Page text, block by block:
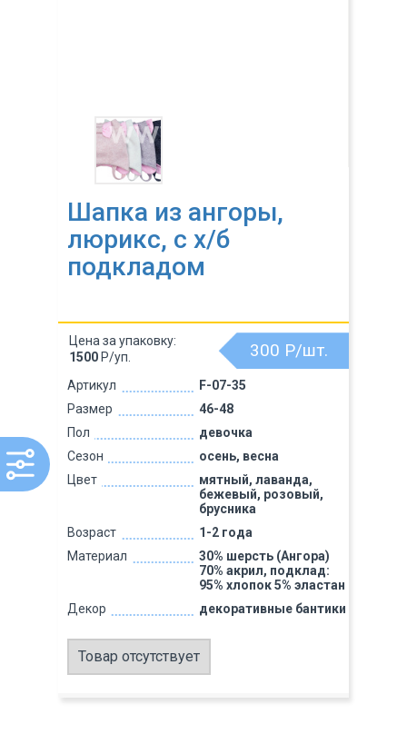
Шапка из ангоры,
люрикс, с х/б
подкладом
Артикул
F-07-35
Размер
46-48
Пол
девочка
Сезон
осень, весна
Цвет
мятный, лаванда,
бежевый, розовый,
брусника
Возраст
1-2 года
Материал
30% шерсть (Ангора)
70% акрил, подклад:
95% хлопок 5% эластан
Декор
декоративные бантики
300 Р/шт.
Цена за упаковку:
1500 Р/уп.
Товар отсутствует